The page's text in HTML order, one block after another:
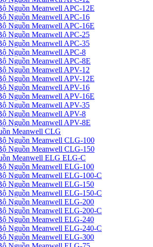
Nguồn Meanwell APC-12E
Nguồn Meanwell APC-16
Nguồn Meanwell APC-16E
Nguồn Meanwell APC-25
Nguồn Meanwell APC-35
Nguồn Meanwell APC-8
Nguồn Meanwell APC-8E
Nguồn Meanwell APV-12
Nguồn Meanwell APV-12E
Nguồn Meanwell APV-16
Nguồn Meanwell APV-16E
Nguồn Meanwell APV-35
Nguồn Meanwell APV-8
Nguồn Meanwell APV-8E
Meanwell CLG
Nguồn Meanwell CLG-100
Nguồn Meanwell CLG-150
Meanwell ELG ELG-C
Nguồn Meanwell ELG-100
Nguồn Meanwell ELG-100-C
Nguồn Meanwell ELG-150
Nguồn Meanwell ELG-150-C
Nguồn Meanwell ELG-200
Nguồn Meanwell ELG-200-C
Nguồn Meanwell ELG-240
Nguồn Meanwell ELG-240-C
Nguồn Meanwell ELG-300